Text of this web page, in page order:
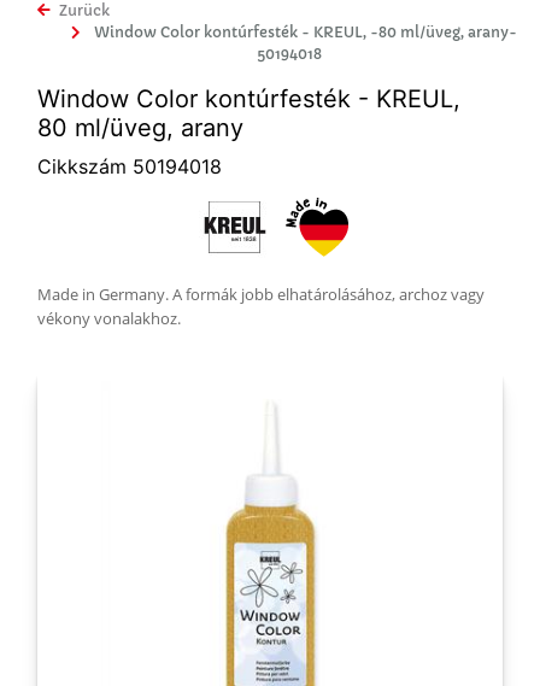
Zurück
Window Color kontúrfesték - KREUL, -80 ml/üveg, arany-
50194018
Window Color kontúrfesték - KREUL,
80 ml/üveg, arany
Cikkszám 50194018
Made in Germany. A formák jobb elhatárolásához, archoz vagy